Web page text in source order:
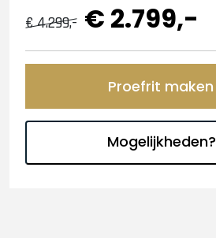
€ 4.299,- € 2.799,-
Proefrit maken
Mogelijkheden?